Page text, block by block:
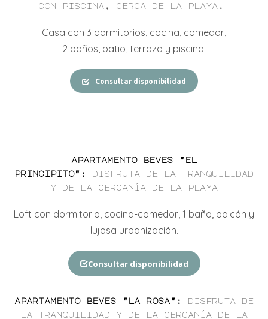
con piscina, cerca de la playa.
Casa con 3 dormitorios, cocina, comedor,
2 baños, patio, terraza y piscina.
Consultar disponibilidad
apartamento beves "el
principito" :
disfruta de la tranquilidad
y de la cercanía de la playa
Loft con dormitorio, cocina-comedor, 1 baño, balcón y
lujosa urbanización.
Consultar disponibilidad
apartamento beves "la rosa" :
disfruta de
la tranquilidad y de la cercanía de la